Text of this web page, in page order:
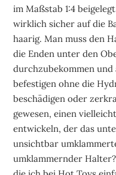
im Maßstab 1:4
wirklich sicher auf die
haarig. Man muss den
die Enden unter den
durchzubekommen und
befestigen ohne die
beschädigen oder
gewesen, einen
entwickeln, der das
unsichtbar
umklammernder